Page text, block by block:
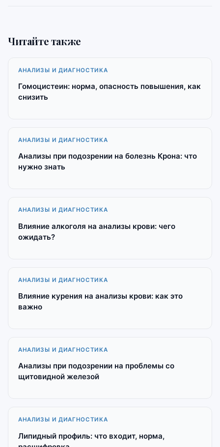
Читайте также
АНАЛИЗЫ И ДИАГНОСТИКА
Гомоцистеин: норма, опасность повышения, как
снизить
АНАЛИЗЫ И ДИАГНОСТИКА
Анализы при подозрении на болезнь Крона: что
нужно знать
АНАЛИЗЫ И ДИАГНОСТИКА
Влияние алкоголя на анализы крови: чего
ожидать?
АНАЛИЗЫ И ДИАГНОСТИКА
Влияние курения на анализы крови: как это
важно
АНАЛИЗЫ И ДИАГНОСТИКА
Анализы при подозрении на проблемы со
щитовидной железой
АНАЛИЗЫ И ДИАГНОСТИКА
Липидный профиль: что входит, норма,